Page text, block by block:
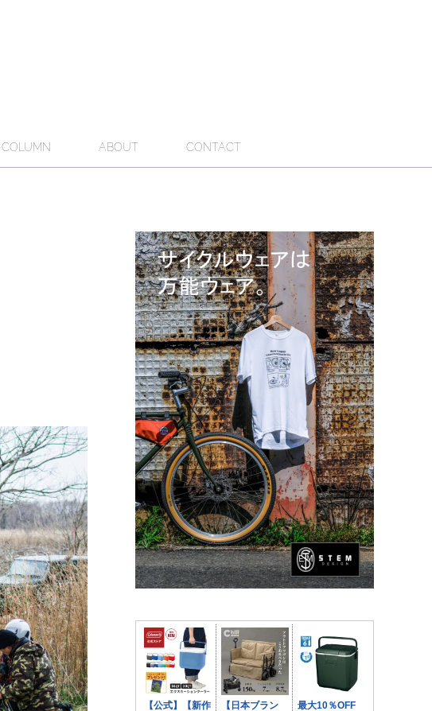
COLUMN ABOUT CONTACT